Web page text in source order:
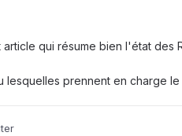
article qui résume bien l'état des
lesquelles prennent en charge le